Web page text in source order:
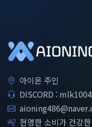
아이온 주인
DISCORD : mlk1004
현명한 소비가 건강